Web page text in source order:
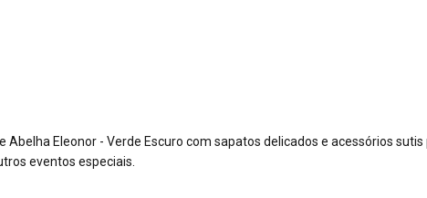
Abelha Eleonor - Verde Escuro com sapatos delicados e acessórios
eventos especiais.